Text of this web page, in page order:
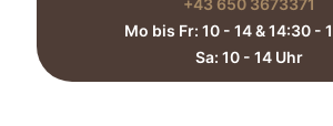
+43 650 3673371‬
Mo bis Fr: 10 - 14 & 14:30 -
Sa: 10 - 14 Uhr​